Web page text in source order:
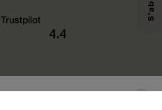
4.4
conformément à notre
Politique de
désabonner à tout moment.